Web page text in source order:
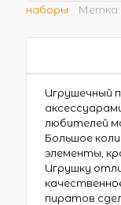
наборы
Метка:
Игрушечный
любителей
Большое
элементы,
Игрушку
пиратов